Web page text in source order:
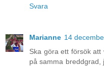
Svara
Marianne 14
Ska göra ett försök
på samma breddgrad,